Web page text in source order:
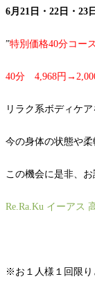
6月21日・22日・23
”特別価格40分コース
40分 4,968円
リラク系ボディケ
今の身体の状態や
この機会に是非、
Re.Ra.Ku イーアス
※お１人様１回限り